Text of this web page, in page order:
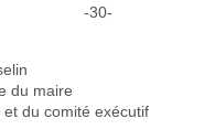
-30-
du maire
du comité exécutif